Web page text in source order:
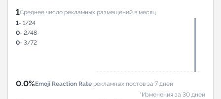
1Среднее число рекламных размещений в месяц
1- 1/24
0- 2/48
0- 3/72
0.0%Emoji Reaction Rate рекламных постов за 7 дней
*Изменения за 30 дней